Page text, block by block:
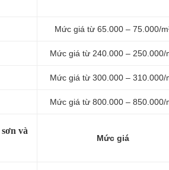
Mức giá từ 65.000 – 75.000/
Mức giá từ 240.000 – 250.000/
Mức giá từ 300.000 – 310.000/
Mức giá từ 800.000 – 850.000/
và
Mức giá